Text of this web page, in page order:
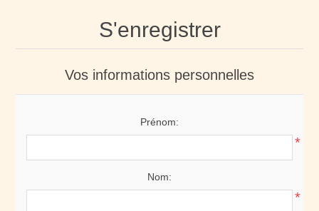
S'enregistrer
Vos informations personnelles
Prénom:
*
Nom:
*